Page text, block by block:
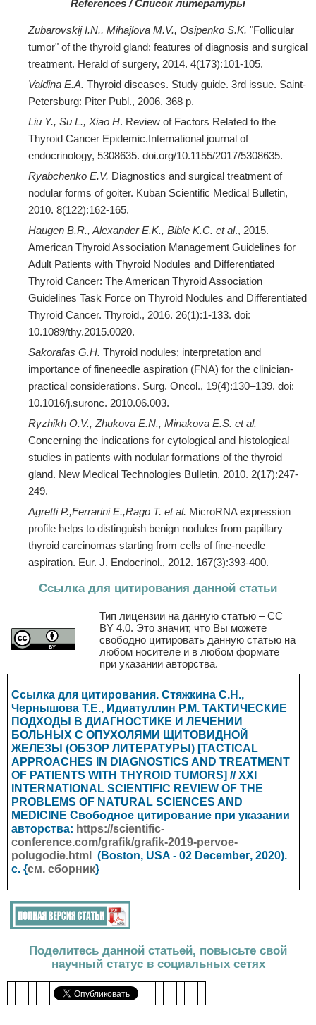
References / Список литературы
Zubarovskij I.N., Mihajlova M.V., Osipenko S.K. "Follicular
tumor" of the thyroid gland: features of diagnosis and surgical
treatment. Herald of surgery, 2014. 4(173):101-105.
Valdina E.A. Thyroid diseases. Study guide. 3rd issue. Saint-
Petersburg: Piter Publ., 2006. 368 p.
Liu Y., Su L., Xiao H. Review of Factors Related to the
Thyroid Cancer Epidemic.International journal of
endocrinology, 5308635. doi.org/10.1155/2017/5308635.
Ryabchenko E.V. Diagnostics and surgical treatment of
nodular forms of goiter. Kuban Scientific Medical Bulletin,
2010. 8(122):162-165.
Haugen B.R., Alexander E.K., Bible K.C. et al., 2015.
American Thyroid Association Management Guidelines for
Adult Patients with Thyroid Nodules and Differentiated
Thyroid Cancer: The American Thyroid Association
Guidelines Task Force on Thyroid Nodules and Differentiated
Thyroid Cancer. Thyroid., 2016. 26(1):1-133. doi:
10.1089/thy.2015.0020.
Sakorafas G.H. Thyroid nodules; interpretation and
importance of fineneedle aspiration (FNA) for the clinician-
practical considerations. Surg. Oncol., 19(4):130–139. doi:
10.1016/j.suronc. 2010.06.003.
Ryzhikh O.V., Zhukova E.N., Minakova E.S. et al.
Concerning the indications for cytological and histological
studies in patients with nodular formations of the thyroid
gland. New Medical Technologies Bulletin, 2010. 2(17):247-
249.
Agretti P.,Ferrarini E.,Rago T. et al. MicroRNA expression
profile helps to distinguish benign nodules from papillary
thyroid carcinomas starting from cells of fine-needle
aspiration. Eur. J. Endocrinol., 2012. 167(3):393-400.
Ссылка для цитирования данной статьи
Тип лицензии на данную статью – CC
BY 4.0. Это значит, что Вы можете
свободно цитировать данную статью на
любом носителе и в любом формате
при указании авторства.
Ссылка для цитирования. Стяжкина С.Н.,
Чернышова Т.Е., Идиатуллин Р.М. ТАКТИЧЕСКИЕ
ПОДХОДЫ В ДИАГНОСТИКЕ И ЛЕЧЕНИИ
БОЛЬНЫХ С ОПУХОЛЯМИ ЩИТОВИДНОЙ
ЖЕЛЕЗЫ (ОБЗОР ЛИТЕРАТУРЫ) [TACTICAL
APPROACHES IN DIAGNOSTICS AND TREATMENT
OF PATIENTS WITH THYROID TUMORS] // XXI
INTERNATIONAL SCIENTIFIC REVIEW OF THE
PROBLEMS OF NATURAL SCIENCES AND
MEDICINE Свободное цитирование при указании
авторства: https://scientific-
conference.com/grafik/grafik-2019-pervoe-
polugodie.html
(Boston, USA - 02 December, 2020).
с. {см. сборник}
Поделитесь данной статьей, повысьте свой
научный статус в социальных сетях